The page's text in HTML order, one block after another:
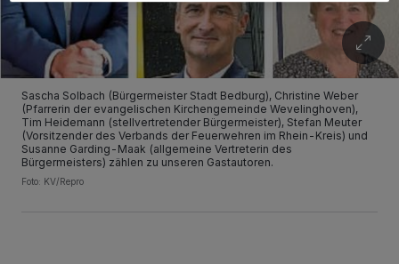
Sascha Solbach (Bürgermeister Stadt Bedburg), Christine Weber
(Pfarrerin der evangelischen Kirchengemeinde Wevelinghoven),
Tim Heidemann (stellvertretender Bürgermeister), Stefan Meuter
(Vorsitzender des Verbands der Feuerwehren im Rhein-Kreis) und
Susanne Garding-Maak (allgemeine Vertreterin des
Bürgermeisters) zählen zu unseren Gastautoren.
Foto: KV/Repro